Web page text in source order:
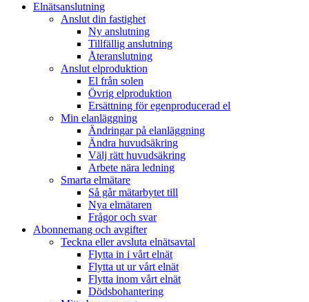
Elnätsanslutning
Anslut din fastighet
Ny anslutning
Tillfällig anslutning
Återanslutning
Anslut elproduktion
El från solen
Övrig elproduktion
Ersättning för egenproducerad el
Min elanläggning
Ändringar på elanläggning
Ändra huvudsäkring
Välj rätt huvudsäkring
Arbete nära ledning
Smarta elmätare
Så går mätarbytet till
Nya elmätaren
Frågor och svar
Abonnemang och avgifter
Teckna eller avsluta elnätsavtal
Flytta in i vårt elnät
Flytta ut ur vårt elnät
Flytta inom vårt elnät
Dödsbohantering